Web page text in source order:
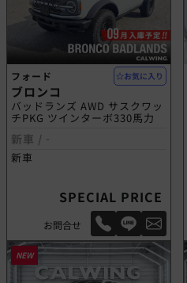
お気に入り
フォード
ブロンコ
バッドランズ AWD サスクワッ
チPKG ツインターボ330馬力
新車 / -
新車
SPECIAL PRICE
お問合せ
NEW